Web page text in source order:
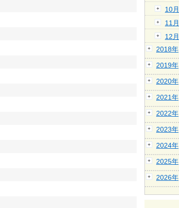
10月
11月
12月
2018年
2019年
2020年
2021年
2022年
2023年
2024年
2025年
2026年